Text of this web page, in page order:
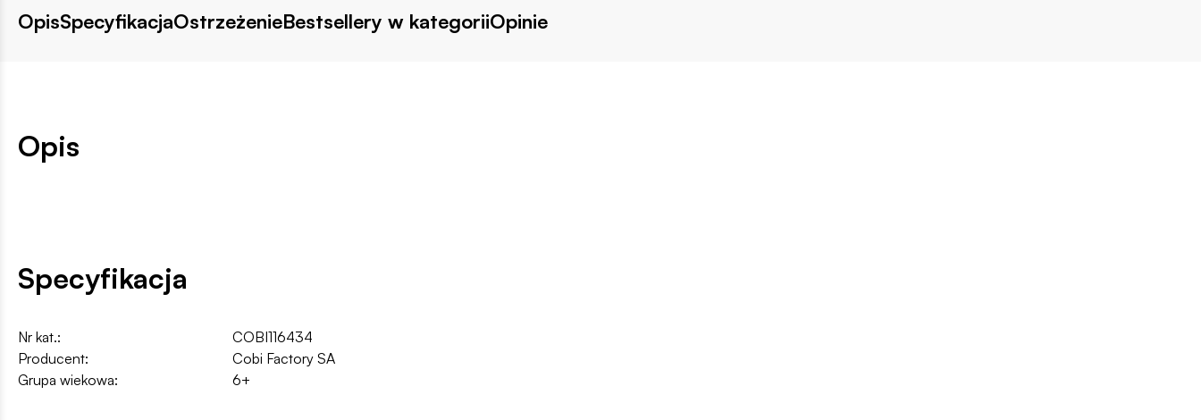
OpisSpecyfikacjaOstrzeżenieBestsellery w kategoriiOpinie
Opis
Specyfikacja
Nr kat.:
COBI116434
Producent:
Cobi Factory SA
Grupa wiekowa:
6+